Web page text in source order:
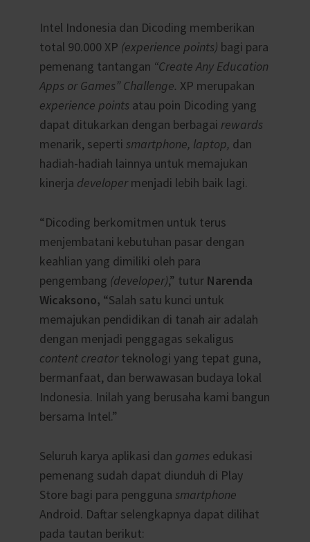
Intel Indonesia dan Dicoding memberikan
total 90.000 XP (experience points) bagi para
pemenang tantangan “Create Any Education
Apps or Games” Challenge. XP merupakan
experience points atau poin Dicoding yang
dapat ditukarkan dengan berbagai rewards
menarik, seperti smartphone, laptop, dan
hadiah-hadiah lainnya untuk memajukan
kinerja developermenjadi lebih baik lagi.
“Dicoding berkomitmen untuk terus
menjembatani kebutuhan pasar dengan
keahlian yang dimiliki oleh para
pengembang (developer),” tutur Narenda
Wicaksono, “Salah satu kunci untuk
memajukan pendidikan di tanah air adalah
dengan menjadi penggagas sekaligus
content creatorteknologi yang tepat guna,
bermanfaat, dan berwawasan budaya lokal
Indonesia. Inilah yang berusaha kami bangun
bersama Intel.”
Seluruh karya aplikasi dan games edukasi
pemenang sudah dapat diunduh di Play
Store bagi para pengguna smartphone
Android. Daftar selengkapnya dapat dilihat
pada tautan berikut: